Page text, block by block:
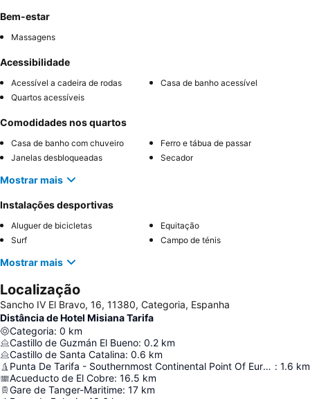
Bem-estar
Massagens
Acessibilidade
Acessível a cadeira de rodas
Casa de banho acessível
Quartos acessíveis
Comodidades nos quartos
Casa de banho com chuveiro
Ferro e tábua de passar
Janelas desbloqueadas
Secador
Mostrar mais
Instalações desportivas
Aluguer de bicicletas
Equitação
Surf
Campo de ténis
Mostrar mais
Localização
Sancho IV El Bravo, 16, 11380, Categoria, Espanha
Distância de Hotel Misiana Tarifa
Categoria: 0 km
Castillo de Guzmán El Bueno: 0.2 km
Castillo de Santa Catalina: 0.6 km
Punta De Tarifa - Southernmost Continental Point Of Europe : 1.6 km
Acueducto de El Cobre: 16.5 km
Gare de Tanger-Maritime: 17 km